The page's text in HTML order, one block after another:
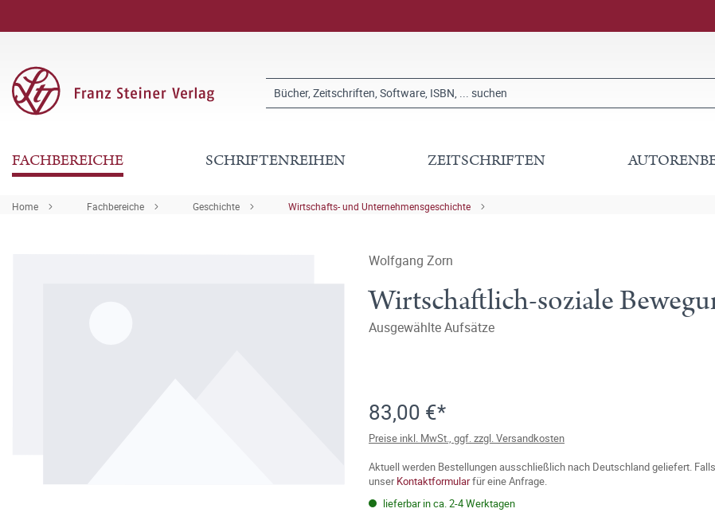
FACHBEREICHE SCHRIFTENREIHEN ZEITSCHRIFTEN
Home Fachbereiche Geschichte Wirtschafts- und Unternehmensgeschichte
Wolfgang Zorn
Wirtschaftlich-soziale
Ausgewählte Aufsätze
83,00 €*
Preise inkl. MwSt., ggf. zzgl. Versandkosten
Aktuell werden Bestellungen ausschließlich nach Deutschland geliefert.
unserKontaktformularfür eine Anfrage.
lieferbar in ca. 2-4 Werktagen